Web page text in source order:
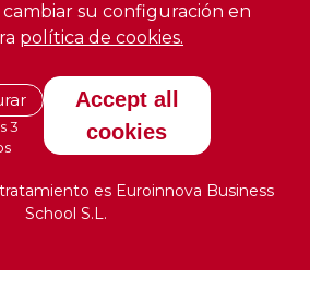
su configuración en
política de cookies.
3
Accept all
cookies
es Euroinnova Business
School S.L.